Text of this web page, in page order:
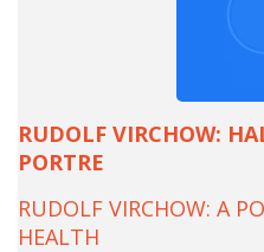
RUDOLF VIRCHOW:
PORTRE
RUDOLF VIRCHOW: A
HEALTH